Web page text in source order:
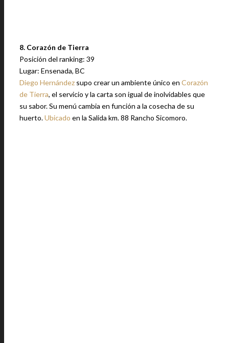
8. Corazón de Tierra
Posición del ranking: 39
Lugar: Ensenada, BC
Diego Hernández supo crear un ambiente único en Corazón
de Tierra, el servicio y la carta son igual de inolvidables que
su sabor. Su menú cambia en función a la cosecha de su
huerto.Ubicado en la Salida km. 88 Rancho Sicomoro.